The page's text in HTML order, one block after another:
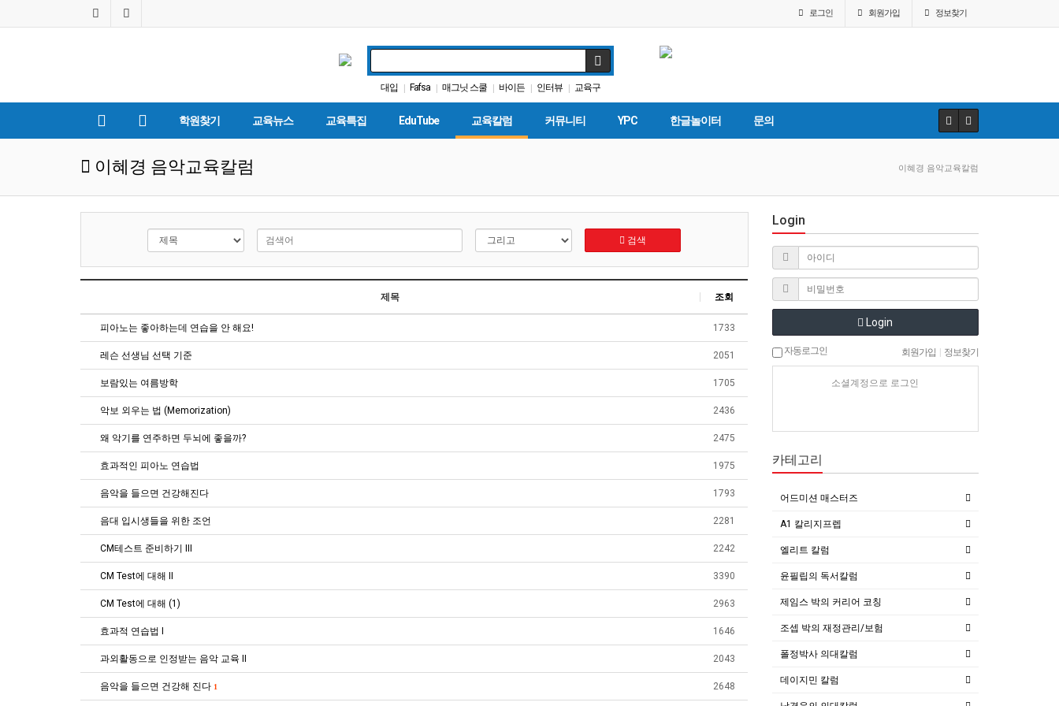
로그인 회원가입 정보찾기
대입 | Fafsa | 매그닛 스쿨 | 바이든 | 인터뷰 | 교육구
| 팝사 | LA교육구 | DACA | 다카
학원찾기 교육뉴스 교육특집 EduTube 교육칼럼 커뮤니티 YPC 한글놀이터 문의
이혜경 음악교육칼럼 이혜경 음악교육칼럼
검색
제목 조회
피아노는 좋아하는데 연습을 안 해요! 1733
레슨 선생님 선택 기준 2051
보람있는 여름방학 1705
악보 외우는 법 (Memorization) 2436
왜 악기를 연주하면 두뇌에 좋을까? 2475
효과적인 피아노 연습법 1975
음악을 들으면 건강해진다 1793
음대 입시생들을 위한 조언 2281
CM테스트 준비하기 III 2242
CM Test에 대해 II 3390
CM Test에 대해 (1) 2963
효과적 연습법 I 1646
과외활동으로 인정받는 음악 교육 II 2043
음악을 들으면 건강해 진다 1 2648
Login
Login
자동로그인 회원가입 정보찾기
소셜계정으로 로그인
카테고리
어드미션 매스터즈
A1 칼리지프렙
엘리트 칼럼
윤필립의 독서칼럼
제임스 박의 커리어 코칭
조셉 박의 재정관리/보험
폴정박사 의대칼럼
데이지민 칼럼